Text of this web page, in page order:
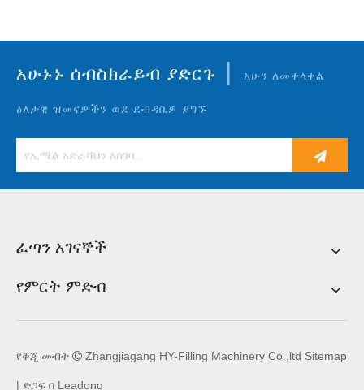
አሁኑኑ ሰብስክራይብ ያድርጉ | አሁን ለመቀላቀል
ዕለታዊ ዝመናዎችን ወደ ደብዳቤዎ ያግኙ
ፈጣን አገናኞች
የምርት ምድብ
የቅጂ መብት  Zhangjiagang HY-Filling Machinery Co.,ltd Sitemap
| ድጋፍ በ Leadong